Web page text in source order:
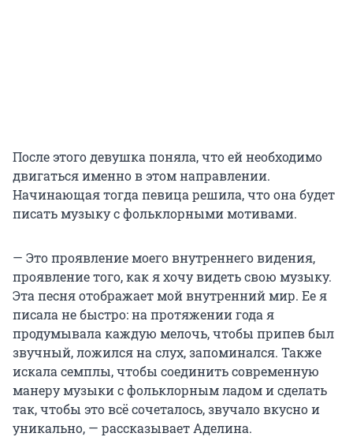
После этого девушка поняла, что ей необходимо
двигаться именно в этом направлении.
Начинающая тогда певица решила, что она будет
писать музыку с фольклорными мотивами.
— Это проявление моего внутреннего видения,
проявление того, как я хочу видеть свою музыку.
Эта песня отображает мой внутренний мир. Ее я
писала не быстро: на протяжении года я
продумывала каждую мелочь, чтобы припев был
звучный, ложился на слух, запоминался. Также
искала семплы, чтобы соединить современную
манеру музыки с фольклорным ладом и сделать
так, чтобы это всё сочеталось, звучало вкусно и
уникально, — рассказывает Аделина.